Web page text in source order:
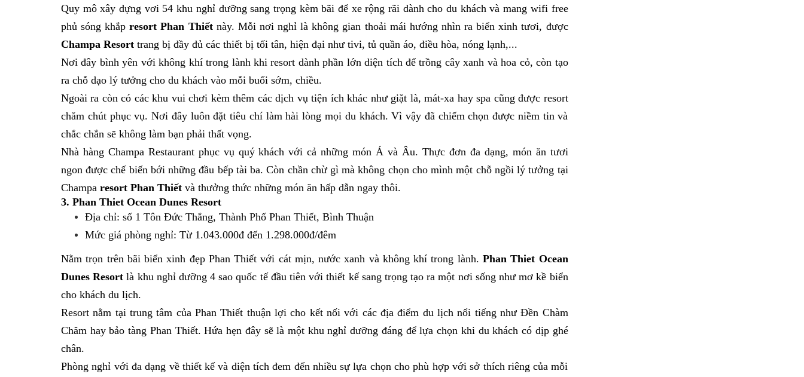
Quy mô xây dựng vơi 54 khu nghỉ dưỡng sang trọng kèm bãi để xe rộng rãi dành cho du khách và mang wifi free
phủ sóng khắpresort Phan Thiếtnày. Mỗi nơi nghỉ là không gian thoải mái hướng nhìn ra biển xinh tươi, được
Champa Resort trang bị đầy đủ các thiết bị tối tân, hiện đại như tivi, tủ quần áo, điều hòa, nóng lạnh,...
Nơi đây bình yên với không khí trong lành khi resort dành phần lớn diện tích để trồng cây xanh và hoa cỏ, còn tạo
ra chỗ dạo lý tưởng cho du khách vào mỗi buổi sớm, chiều.
Ngoài ra còn có các khu vui chơi kèm thêm các dịch vụ tiện ích khác như giặt là, mát-xa hay spa cũng được resort
chăm chút phục vụ. Nơi đây luôn đặt tiêu chí làm hài lòng mọi du khách. Vì vậy đã chiếm chọn được niềm tin và
chắc chắn sẽ không làm bạn phải thất vọng.
Nhà hàng Champa Restaurant phục vụ quý khách với cả những món Á và Âu. Thực đơn đa dạng, món ăn tươi
ngon được chế biến bới những đầu bếp tài ba. Còn chần chừ gì mà không chọn cho mình một chỗ ngồi lý tưởng tại
Champa resort Phan Thiết và thưởng thức những món ăn hấp dẫn ngay thôi.
3. Phan Thiet Ocean Dunes Resort
Địa chỉ: số 1 Tôn Đức Thắng, Thành Phố Phan Thiết, Bình Thuận
Mức giá phòng nghỉ: Từ 1.043.000đ đến 1.298.000đ/đêm
Nằm trọn trên bãi biển xinh đẹp Phan Thiết với cát mịn, nước xanh và không khí trong lành. Phan Thiet Ocean
Dunes Resort là khu nghỉ dưỡng 4 sao quốc tế đầu tiên với thiết kế sang trọng tạo ra một nơi sống như mơ kề biển
cho khách du lịch.
Resort nằm tại trung tâm của Phan Thiết thuận lợi cho kết nối với các địa điểm du lịch nổi tiếng như Đền Chàm
Chăm hay bảo tàng Phan Thiết. Hứa hẹn đây sẽ là một khu nghỉ dưỡng đáng để lựa chọn khi du khách có dịp ghé
chân.
Phòng nghỉ với đa dạng về thiết kế và diện tích đem đến nhiều sự lựa chọn cho phù hợp với sở thích riêng của mỗi